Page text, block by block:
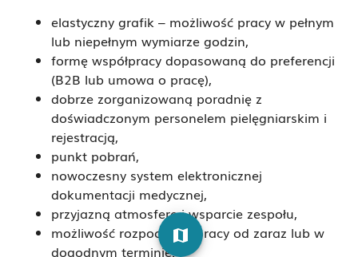
elastyczny grafik – możliwość pracy w pełnym
lub niepełnym wymiarze godzin,
formę współpracy dopasowaną do preferencji
(B2B lub umowa o pracę),
dobrze zorganizowaną poradnię z
doświadczonym personelem pielęgniarskim i
rejestracją,
punkt pobrań,
nowoczesny system elektronicznej
dokumentacji medycznej,
przyjazną atmosferę i wsparcie zespołu,
możliwość rozpoczęcia pracy od zaraz lub w
dogodnym terminie.
map